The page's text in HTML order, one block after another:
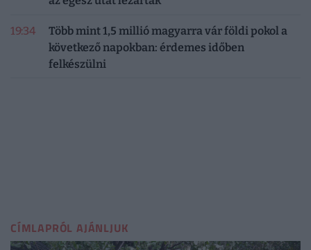
19:34
Több mint 1,5 millió magyarra vár földi pokol a
következő napokban: érdemes időben
felkészülni
CÍMLAPRÓL AJÁNLJUK